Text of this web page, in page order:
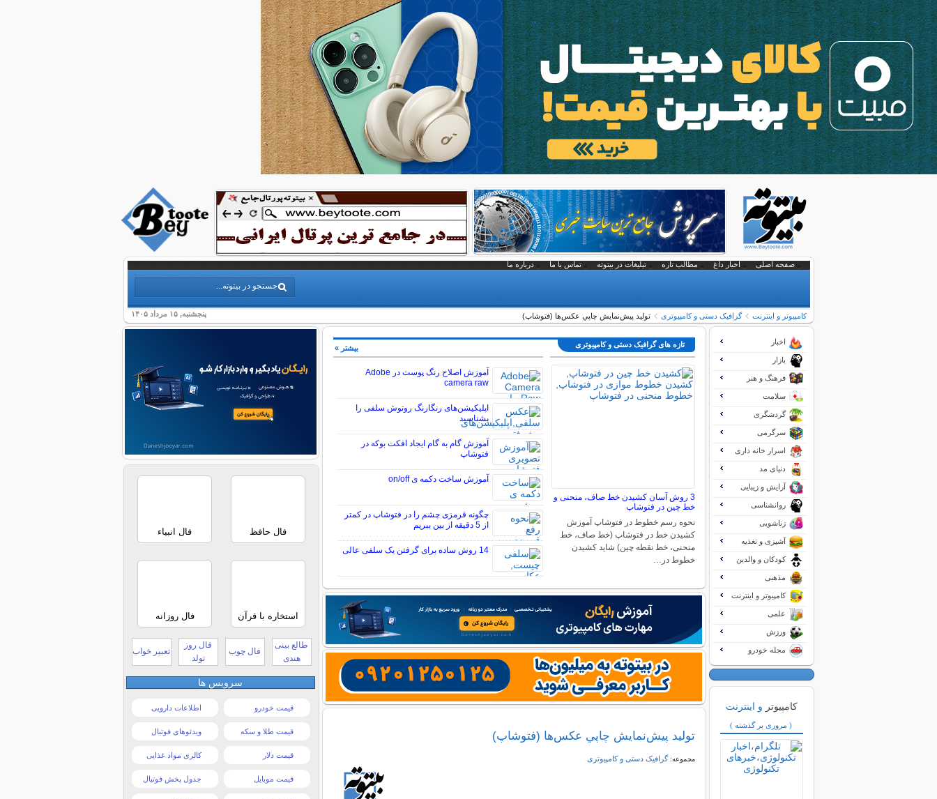
صفحه اصلی اخبار داغ مطالب تازه تبلیغات در بیتوته تماس با ما درباره ما
پنجشنبه, ۱۵ مرداد ۱۴۰۵ کامپیوتر و اینترنت گرافیک دستی و کامپیوتری توليد پيش‌نمايش چاپي عكس‌ها (فتوشاپ)
تازه های گرافیک دستی و کامپیوتری
3 روش آسان کشیدن خط صاف، منحنی و
خط چین در فتوشاپ
نحوه رسم خطوط در فتوشاپ آموزش
کشیدن خط در فتوشاپ (خط صاف، خط
منحنی، خط نقطه چین) شاید کشیدن
خطوط در…
آموزش اصلاح رنگ پوست در Adobe
camera raw
اپلیکیشن‌های رنگارنگ روتوش سلفی را
بشناسید
آموزش گام به گام ایجاد افکت بوکه در
فتوشاپ
آموزش ساخت دکمه ی on/off
چگونه قرمزی چشم را در فتوشاپ در کمتر
از 5 دقیقه از بین ببریم
14 روش ساده برای گرفتن یک سلفی عالی
بیشتر »
توليد پيش‌نمايش چاپي عكس‌ها (فتوشاپ)
مجموعه:گرافیک دستی و کامپیوتری
اخبار
بازار
فرهنگ و هنر
سلامت
گردشگری
سرگرمی
اسرار خانه داری
دنیای مد
آرایش و زیبایی
روانشناسی
زناشویی
آشپزی و تغذیه
کودکان و والدین
مذهبی
کامپیوتر و اینترنت
علمی
ورزش
مجله خودرو
کامپیوتر و اینترنت
( مروری بر گذشته )
فال حافظ فال انبیاء
استخاره با قرآن فال روزانه
طالع بینی
هندی
فال چوب
فال روز
تولد
تعبیر خواب
سرویس ها
قیمت خودرو اطلاعات دارویی
قیمت طلا و سکه ویدئوهای فوتبال
قیمت دلار کالری مواد غذایی
قیمت موبایل جدول پخش فوتبال